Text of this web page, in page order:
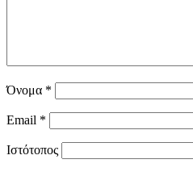
Όνομα *
Email *
Ιστότοπος